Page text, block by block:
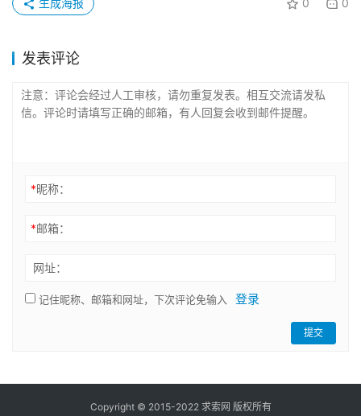
0 0
生成海报
发表评论
*昵称：
*邮箱：
网址：
记住昵称、邮箱和网址，下次评论免输入 登录
提交
Copyright © 2015-2022 求索网 版权所有